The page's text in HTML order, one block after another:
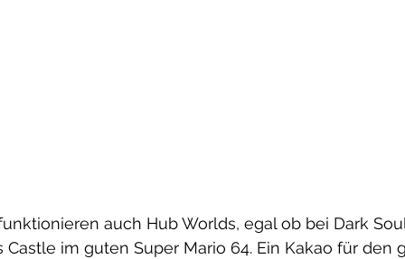
auch Hub Worlds, egal ob bei Dark
Castle im guten Super Mario 64. Ein Kakao für den